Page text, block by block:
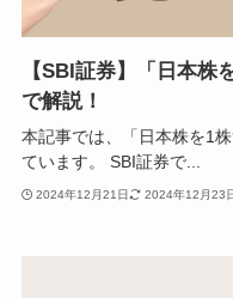
【SBI証券】「日本株
で解説！
本記事では、「日本株を1
ています。 SBI証券で...
2024年12月21日 2024年12月23